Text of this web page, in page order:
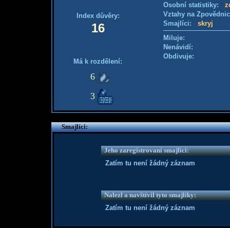
Index důvěry:
16
Má k rozdělení:
6
3
Osobní statistiky:
Vztahy na
Smajlíci: skryj
Miluje:
Nenávidí:
Obdivuje:
Smajlíci:
Jeho zaregistrovaní smajlíci:
Zatím tu není žádný záznam
Nalezl a navštívil tyto smajlíky:
Zatím tu není žádný záznam